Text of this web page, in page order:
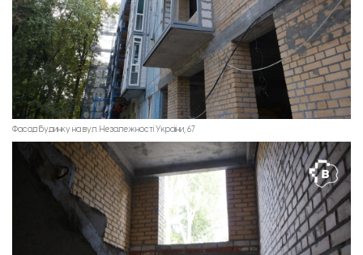
Фасад будинку на вул. Незалежності України, 67